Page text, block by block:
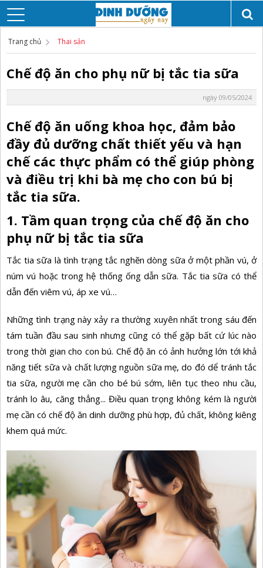
Trang chủ Thai sản
Chế độ ăn cho phụ nữ bị tắc tia sữa
ngày 09/05/2024
Chế độ ăn uống khoa học, đảm bảo
đầy đủ dưỡng chất thiết yếu và hạn
chế các thực phẩm có thể giúp phòng
và điều trị khi bà mẹ cho con bú bị
tắc tia sữa.
1. Tầm quan trọng của chế độ ăn cho
phụ nữ bị tắc tia sữa
Tắc tia sữa là tình trạng tắc nghẽn dòng sữa ở một phần vú, ở
núm vú hoặc trong hệ thống ống dẫn sữa. Tắc tia sữa có thể
dẫn đến viêm vú, áp xe vú…
Những tình trạng này xảy ra thường xuyên nhất trong sáu đến
tám tuần đầu sau sinh nhưng cũng có thể gặp bất cứ lúc nào
trong thời gian cho con bú. Chế độ ăn có ảnh hưởng lớn tới khả
năng tiết sữa và chất lượng nguồn sữa mẹ, do đó dể tránh tắc
tia sữa, người mẹ cần cho bé bú sớm, liên tục theo nhu cầu,
tránh lo âu, căng thẳng... Điều quan trọng không kém là người
mẹ cần có chế độ ăn dinh dưỡng phù hợp, đủ chất, không kiêng
khem quá mức.